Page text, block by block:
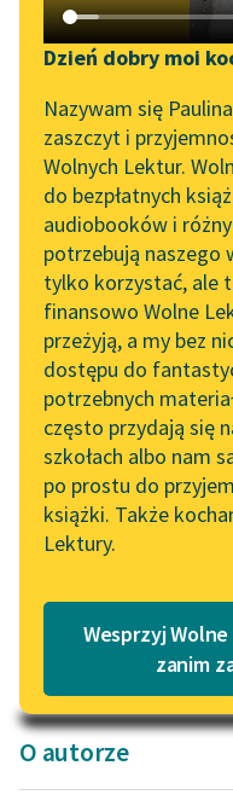
Katalog DAISY
Podkasty o książkach
Aktualności
„Prokurator Alicja Horn”
do słuchania
Byliśmy częścią AI Impact
Lab
Zapraszamy na spotkanie
online z tłumaczkami
literatury skandynawskiej
Spotkanie z Katarzyną
Tunkiel w Oslo
102. lata temu zmarł
Joseph Conrad
Lektury szkolne i klasyka
literatury do słuchania dla
uczennic i uczniów z
niepełnosprawnościami
E-kolekcja lektur
Dzień dobry moi
Nazywam się
zaszczyt i
Wolnych Lektur.
do bezpłatnych
audiobooków i
potrzebują naszego
tylko korzystać, ale
finansowo Wolne
przeżyją, a my bez
dostępu do
potrzebnych
często przydają się
szkołach albo nam
po prostu do
książki. Także
Lektury.
Wesprzyj
zanim
Sortuj:
wiersze Julian
Julian Kornhauser
niezwykłych (tom)
O autorze